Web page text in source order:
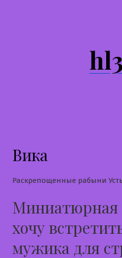
Вика
Раскрепощенные рабыни
Миниатюрная
хочу
мужика для